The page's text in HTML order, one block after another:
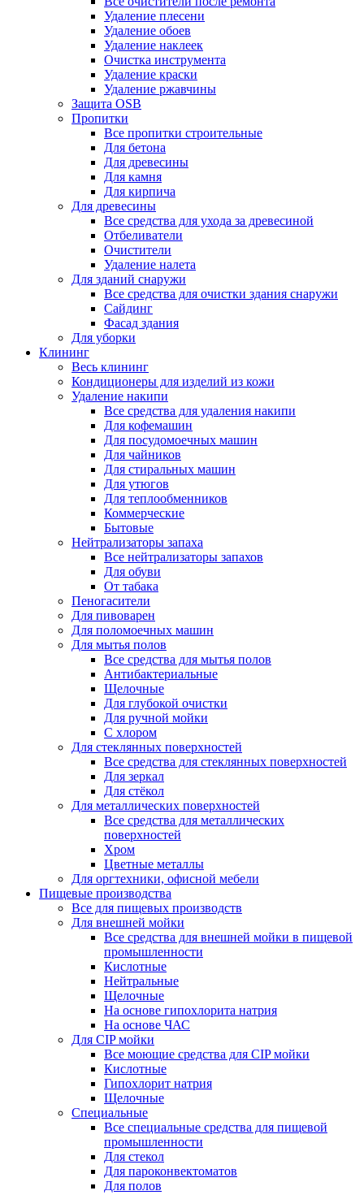
Удаление плесени
Удаление обоев
Удаление наклеек
Очистка инструмента
Удаление краски
Удаление ржавчины
Защита OSB
Пропитки
Все пропитки строительные
Для бетона
Для древесины
Для камня
Для кирпича
Для древесины
Все средства для ухода за древесиной
Отбеливатели
Очистители
Удаление налета
Для зданий снаружи
Все средства для очистки здания снаружи
Сайдинг
Фасад здания
Для уборки
Клининг
Весь клининг
Кондиционеры для изделий из кожи
Удаление накипи
Все средства для удаления накипи
Для кофемашин
Для посудомоечных машин
Для чайников
Для стиральных машин
Для утюгов
Для теплообменников
Коммерческие
Бытовые
Нейтрализаторы запаха
Все нейтрализаторы запахов
Для обуви
От табака
Пеногасители
Для пивоварен
Для поломоечных машин
Для мытья полов
Все средства для мытья полов
Антибактериальные
Щелочные
Для глубокой очистки
Для ручной мойки
С хлором
Для стеклянных поверхностей
Все средства для стеклянных поверхностей
Для зеркал
Для стёкол
Для металлических поверхностей
Все средства для металлических
поверхностей
Хром
Цветные металлы
Для оргтехники, офисной мебели
Пищевые производства
Все для пищевых производств
Для внешней мойки
Все средства для внешней мойки в пищевой
промышленности
Кислотные
Нейтральные
Щелочные
На основе гипохлорита натрия
На основе ЧАС
Для CIP мойки
Все моющие средства для CIP мойки
Кислотные
Гипохлорит натрия
Щелочные
Специальные
Все специальные средства для пищевой
промышленности
Для стекол
Для пароконвектоматов
Для полов